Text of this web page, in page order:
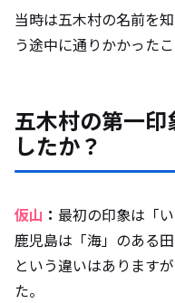
当時は五木村の名前を
う途中に通りかかった
五木村の第一
したか？
仮山 ： 最初の印象は「
鹿児島は「海」のある
という違いはあります
た。